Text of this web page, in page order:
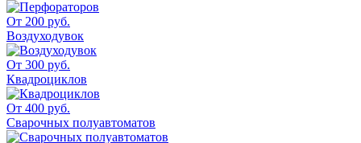
От 200 руб.
Воздуходувок
От 300 руб.
Квадроциклов
От 400 руб.
Сварочных полуавтоматов